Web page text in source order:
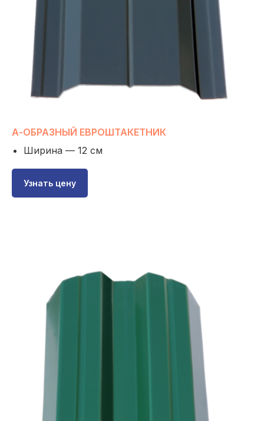
А-ОБРАЗНЫЙ ЕВРОШТАКЕТНИК
Ширина — 12 см
Узнать цену